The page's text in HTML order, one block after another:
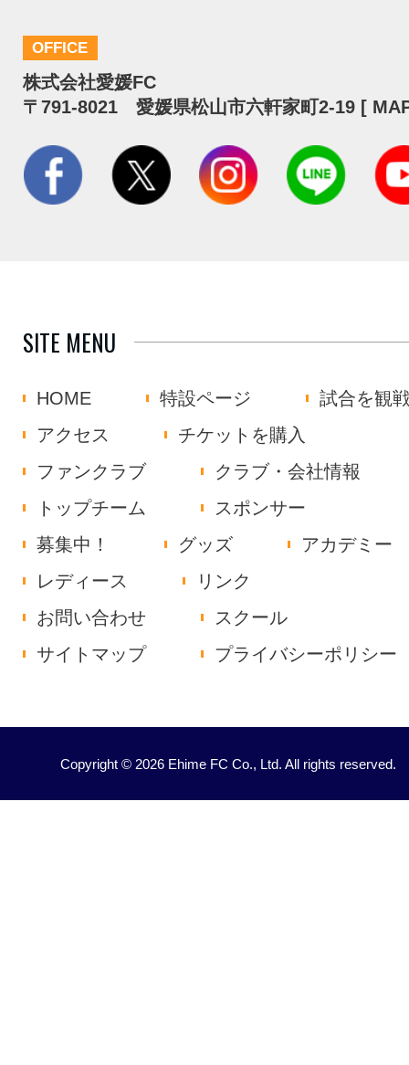
OFFICE
株式会社愛媛FC
〒791-8021 愛媛県松山市六軒家町2-19 [
SITE MENU
HOME 特設ページ
試合を観
アクセス
チケットを購入
ファンクラブ
クラブ・会社情報
トップチーム
スポンサー
募集中！
グッズ
アカデミー
レディース
リンク
お問い合わせ
スクール
サイトマップ
プライバシーポリシー
Copyright © 2026 Ehime FC Co., Ltd. All rights reserved.